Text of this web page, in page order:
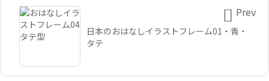
日本のおはなしイラストフレーム01・青・
タテ
 Prev